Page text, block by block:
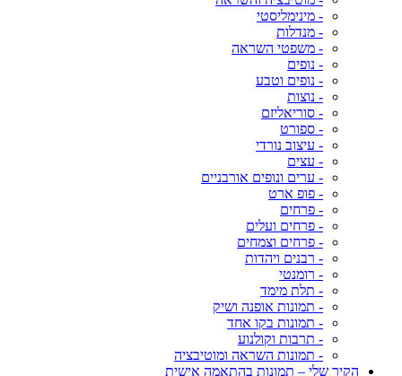
- מינימליסטי
- מנדלות
- משפטי השראה
- נופים
- נופים וטבע
- נוצות
- סוריאליזם
- ספורט
- עיצוב נורדי
- עצים
- ערים ונופים אורבניים
- פופ ארט
- פרחים
- פרחים ועלים
- פרחים וצמחים
- רבנים ויהדות
- רומנטי
- תלת מימד
- תמונות אופנה ושיק
- תמונות בקו אחד
- תרבות וקולנוע
- תמונות השראה ומוטיבציה
הקיר שלי – תמונות בהתאמה אישית